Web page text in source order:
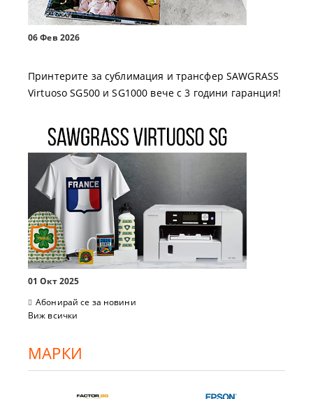
06 Фев 2026
Принтерите за сублимация и трансфер SAWGRASS
Virtuoso SG500 и SG1000 вече с 3 години гаранция!
01 Окт 2025
Абонирай се за новини
Виж всички
МАРКИ